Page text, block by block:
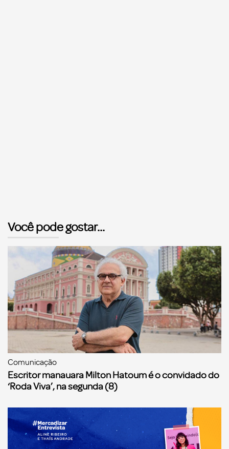
Você pode gostar...
Comunicação
Escritor manauara Milton Hatoum é o convidado do
‘Roda Viva’, na segunda (8)